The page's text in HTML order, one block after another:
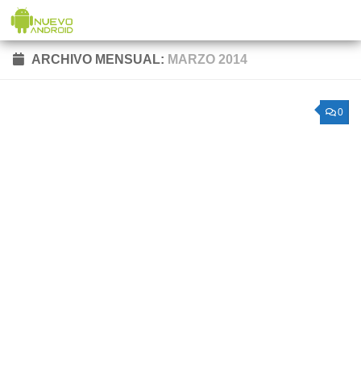
Saltar al contenido
ARCHIVO MENSUAL: MARZO 2014
0